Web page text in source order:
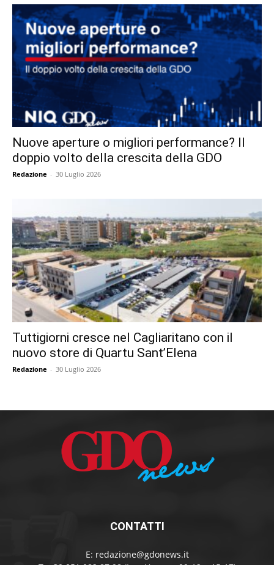
Nuove aperture o migliori performance? Il
doppio volto della crescita della GDO
Redazione - 30 Luglio 2026
Tuttigiorni cresce nel Cagliaritano con il
nuovo store di Quartu Sant’Elena
Redazione - 30 Luglio 2026
CONTATTI
E: redazione@gdonews.it